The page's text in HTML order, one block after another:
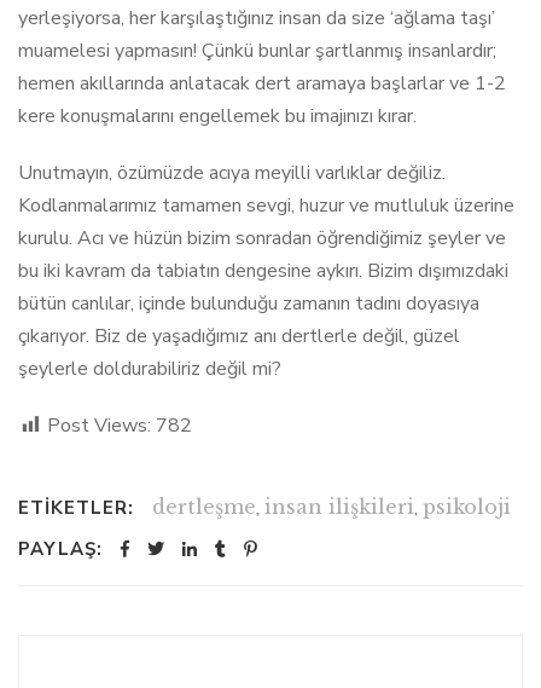
yerleşiyorsa, her karşılaştığınız insan da size ‘ağlama taşı’
muamelesi yapmasın! Çünkü bunlar şartlanmış insanlardır;
hemen akıllarında anlatacak dert aramaya başlarlar ve 1-2
kere konuşmalarını engellemek bu imajınızı kırar.
Unutmayın, özümüzde acıya meyilli varlıklar değiliz.
Kodlanmalarımız tamamen sevgi, huzur ve mutluluk üzerine
kurulu. Acı ve hüzün bizim sonradan öğrendiğimiz şeyler ve
bu iki kavram da tabiatın dengesine aykırı. Bizim dışımızdaki
bütün canlılar, içinde bulunduğu zamanın tadını doyasıya
çıkarıyor. Biz de yaşadığımız anı dertlerle değil, güzel
şeylerle doldurabiliriz değil mi?
Post Views: 782
ETIKETLER: dertleşme, insan ilişkileri, psikoloji
PAYLAŞ: